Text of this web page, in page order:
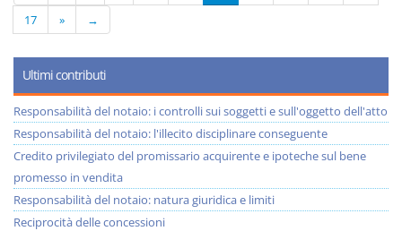
17
» →
Ultimi contributi
Responsabilità del notaio: i controlli sui soggetti e sull'oggetto dell'atto
Responsabilità del notaio: l'illecito disciplinare conseguente
Credito privilegiato del promissario acquirente e ipoteche sul bene
promesso in vendita
Responsabilità del notaio: natura giuridica e limiti
Reciprocità delle concessioni